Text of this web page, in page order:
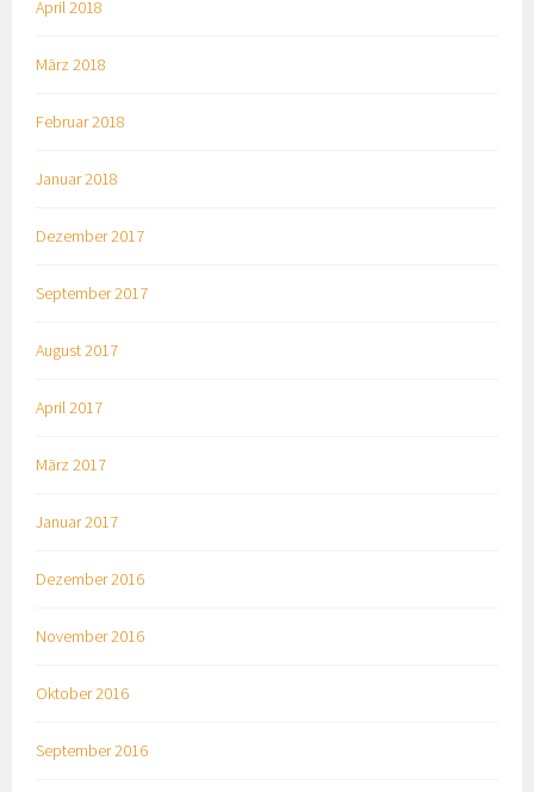
April 2018
März 2018
Februar 2018
Januar 2018
Dezember 2017
September 2017
August 2017
April 2017
März 2017
Januar 2017
Dezember 2016
November 2016
Oktober 2016
September 2016